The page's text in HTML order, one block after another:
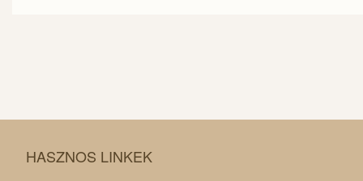
HASZNOS LINKEK